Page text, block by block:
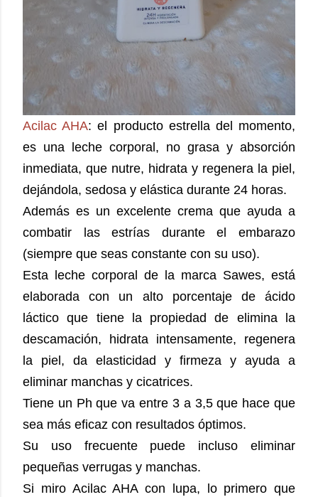
Acilac AHA: el producto estrella del momento,
es una leche corporal, no grasa y absorción
inmediata, que nutre, hidrata y regenera la piel,
dejándola, sedosa y elástica durante 24 horas.
Además es un excelente crema que ayuda a
combatir las estrías durante el embarazo
(siempre que seas constante con su uso).
Esta leche corporal de la marca Sawes, está
elaborada con un alto porcentaje de ácido
láctico que tiene la propiedad de elimina la
descamación, hidrata intensamente, regenera
la piel, da elasticidad y firmeza y ayuda a
eliminar manchas y cicatrices.
Tiene un Ph que va entre 3 a 3,5 que hace que
sea más eficaz con resultados óptimos.
Su uso frecuente puede incluso eliminar
pequeñas verrugas y manchas.
Si miro Acilac AHA con lupa, lo primero que